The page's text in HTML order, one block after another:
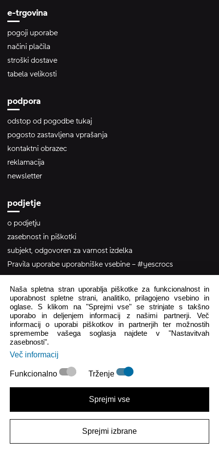
e-trgovina
pogoji uporabe
načini plačila
stroški dostave
tabela velikosti
podpora
odstop od pogodbe tukaj
pogosto zastavljena vprašanja
kontaktni obrazec
reklamacija
newsletter
podjetje
o podjetju
zasebnost in piškotki
subjekt, odgovoren za varnost izdelka
Pravila uporabe uporabniške vsebine – #yescrocs
pomoč uporabnikom
Pon - Pet 8:00 - 16:00
Sob - Ned Zaprto
crocs.trgovina@intersocks.com
+386 25 371 454
Pošlji
Strinjam se sPolitiko zasebnosti.
Naša spletna stran uporablja piškotke za funkcionalnost in
uporabnost spletne strani, analitiko, prilagojeno vsebino in
oglase. S klikom na "Sprejmi vse" se strinjate s takšno
uporabo in deljenjem informacij z našimi partnerji. Več
informacij o uporabi piškotkov in partnerjih ter možnostih
spremembe vašega soglasja najdete v "Nastavitvah
zasebnosti".
Več informacij
Funkcionalno Trženje
Sprejmi vse
Sprejmi izbrane